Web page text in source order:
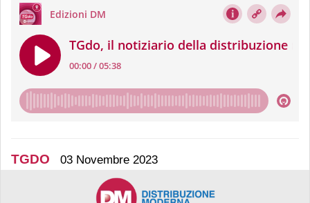
TGDO 03 Novembre 2023